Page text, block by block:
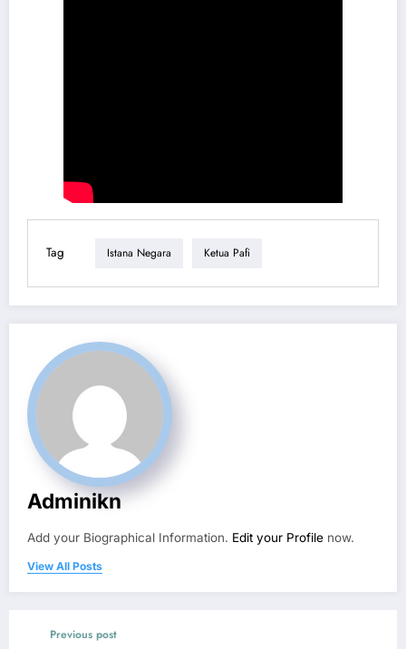
Tag Istana Negara Ketua Pafi
Adminikn
Add your Biographical Information. Edit your Profile now.
View All Posts
Previous post